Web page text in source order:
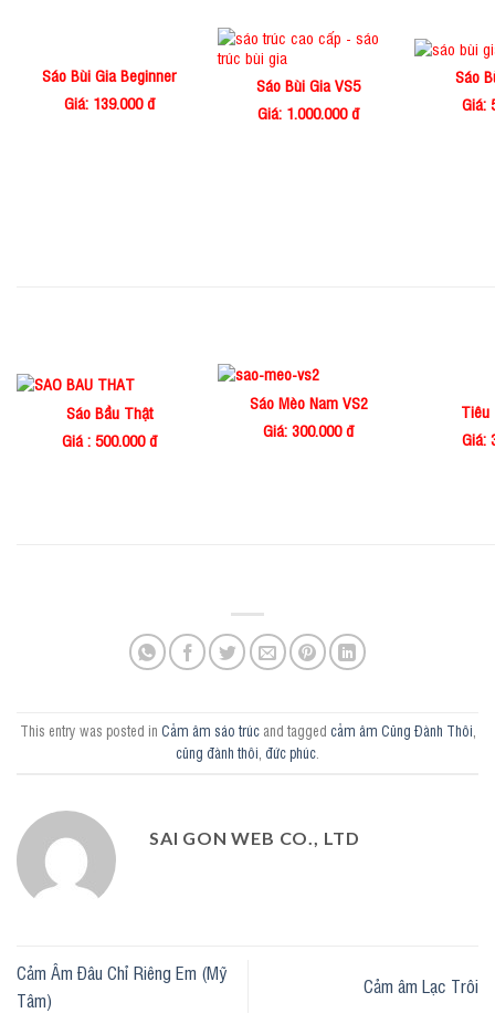
Sáo Bùi Gia Beginner
Giá: 139.000 đ
Sáo Bùi Gia VS5
Giá: 1.000.000 đ
Sáo
Giá:
Sáo Bầu Thật
Giá : 500.000 đ
Sáo Mèo Nam VS2
Giá: 300.000 đ
Tiêu
Giá:
This entry was posted in Cảm âm sáo trúcand tagged cảm âm Cũng Đành Thôi
cũng đành thôi đức phúc
SAI GON WEB CO., LTD
Cảm Âm Đâu Chỉ Riêng Em (Mỹ
Tâm)
Cảm âm Lạc Trôi